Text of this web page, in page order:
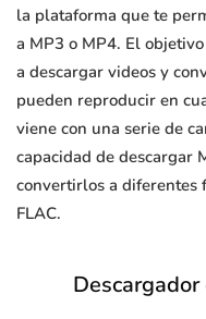
la plataforma que te
a MP3 o MP4. El
a descargar videos y
pueden reproducir en
viene con una serie de
capacidad de descargar
convertirlos a diferentes
FLAC.